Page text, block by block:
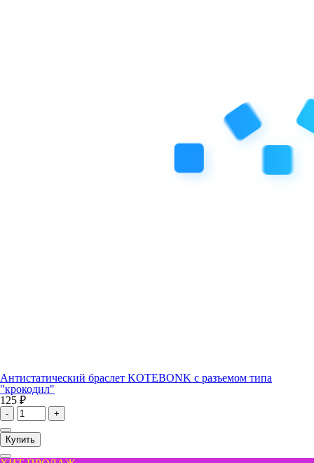
Антистатический браслет KOTEBONK с разъемом типа
"крокодил"
125 ₽
- +
Купить